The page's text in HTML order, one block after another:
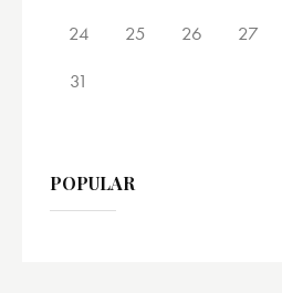
24
25 26 27
31
POPULAR